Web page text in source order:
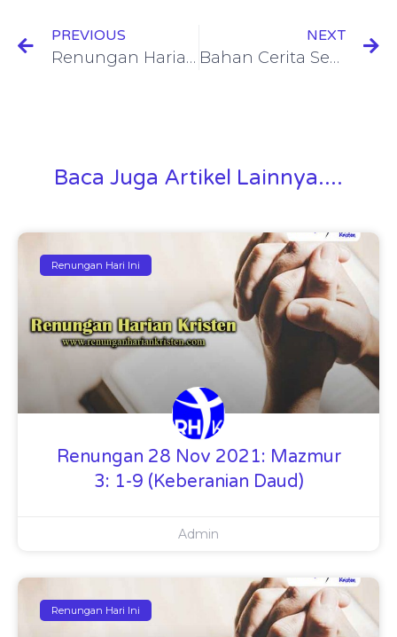
PREVIOUS
Renungan Harian Matius 5: 13
NEXT
Bahan Cerita Sekolah Minggu Kejadian 7 | Nuh melakukan segala yang diperintahkan Allah
Baca Juga Artikel Lainnya....
Renungan Hari Ini
Renungan 28 Nov 2021: Mazmur
3: 1-9 (Keberanian Daud)
Admin
Renungan Hari Ini